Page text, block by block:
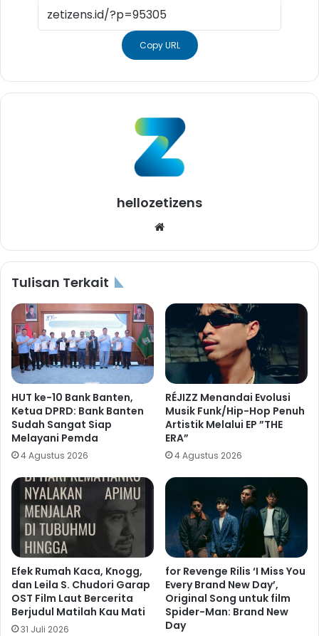
Copy URL
hellozetizens
Tulisan Terkait
HUT ke-10 Bank Banten,
Ketua DPRD: Bank Banten
Sudah Sangat Siap
Melayani Pemda
4 Agustus 2026
RÉJIZZ Menandai Evolusi
Musik Funk/Hip-Hop Penuh
Artistik Melalui EP ”THE
ERA”
4 Agustus 2026
Efek Rumah Kaca, Knogg,
dan Leila S. Chudori Garap
OST Film Laut Bercerita
Berjudul Matilah Kau Mati
31 Juli 2026
for Revenge Rilis ‘I Miss You
Every Brand New Day’,
Original Song untuk film
Spider-Man: Brand New
Day